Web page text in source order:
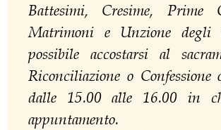
Battesimi, Cresime, Prime
Matrimoni e Unzione degli
possibile accostarsi al
Riconciliazione o Confessione
dalle 15.00 alle 16.00 in
appuntamento.